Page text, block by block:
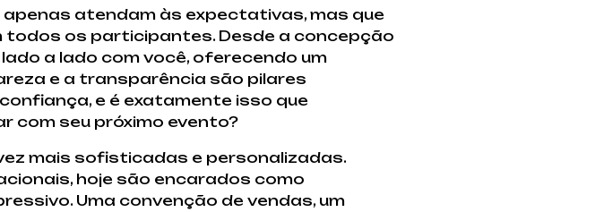
atendam às expectativas, mas que
todos os participantes. Desde a concepção
a lado com você, oferecendo um
e a transparência são pilares
e é exatamente isso que
com seu próximo evento?
mais sofisticadas e personalizadas.
hoje são encarados como
Uma convenção de vendas, um